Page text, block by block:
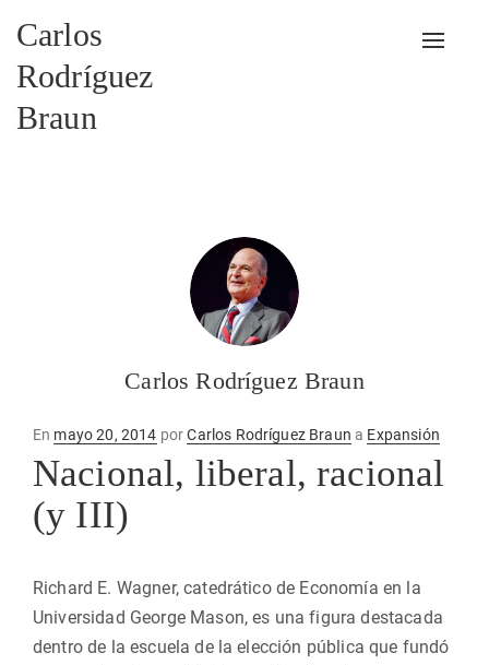
Carlos
Rodríguez
Braun
Carlos Rodríguez Braun
En Publicado
en
mayo 20, 2014 porCarlos Rodríguez Braun a Expansión
Nacional, liberal, racional
(y III)
Richard E. Wagner, catedrático de Economía en la
Universidad George Mason, es una figura destacada
dentro de la escuela de la elección pública que fundó